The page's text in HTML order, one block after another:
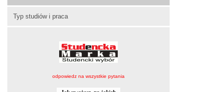
Typ studiów i praca
odpowiedz na wszystkie pytania